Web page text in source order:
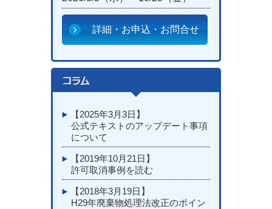
詳細・お申込・お問合せ
【2025年3月3日】
公式テキストのアップデート事項
について
【2019年10月21日】
許可取消事例を読む
【2018年3月19日】
H29年廃棄物処理法改正のポイン